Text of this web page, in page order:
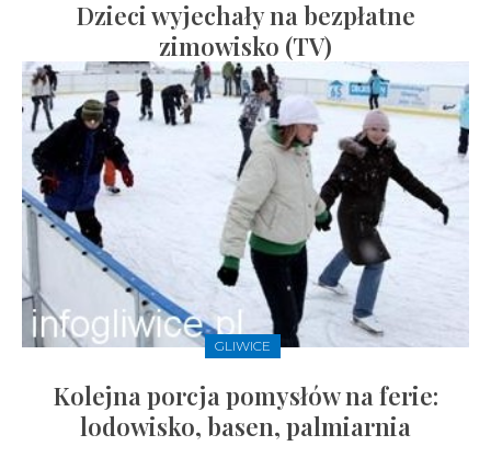
Dzieci wyjechały na bezpłatne
zimowisko (TV)
GLIWICE
Kolejna porcja pomysłów na ferie:
lodowisko, basen, palmiarnia